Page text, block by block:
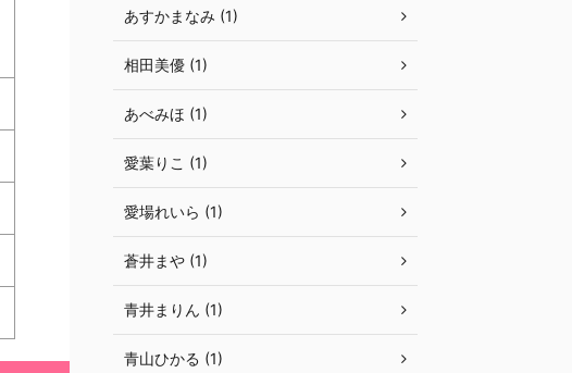
あすかまなみ (1)
相田美優 (1)
あべみほ (1)
愛葉りこ (1)
愛場れいら (1)
蒼井まや (1)
青井まりん (1)
青山ひかる (1)